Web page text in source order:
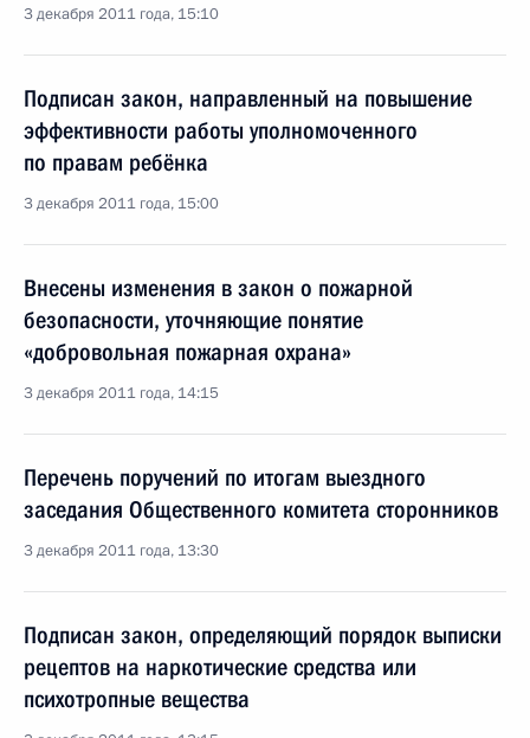
3 декабря 2011 года, 15:10
Подписан закон, направленный на повышение
эффективности работы уполномоченного
по правам ребёнка
3 декабря 2011 года, 15:00
Внесены изменения в закон о пожарной
безопасности, уточняющие понятие
«добровольная пожарная охрана»
3 декабря 2011 года, 14:15
Перечень поручений по итогам выездного
заседания Общественного комитета сторонников
3 декабря 2011 года, 13:30
Подписан закон, определяющий порядок выписки
рецептов на наркотические средства или
психотропные вещества